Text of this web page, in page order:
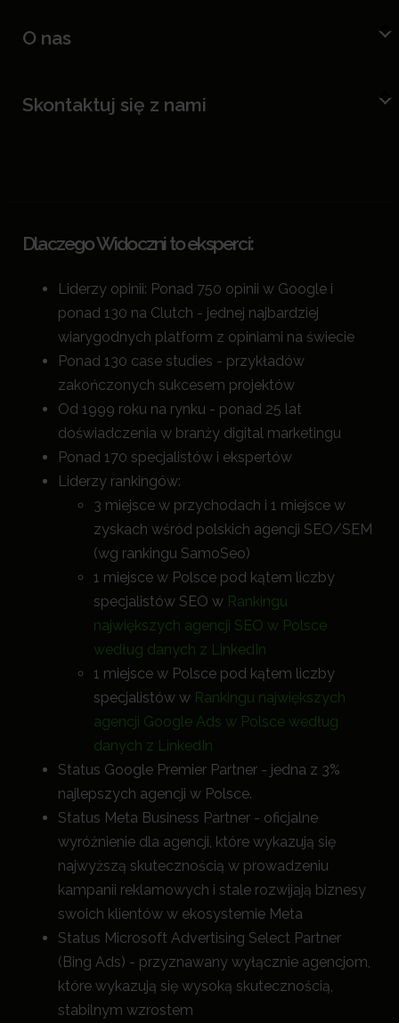
O nas
Skontaktuj się z nami
Dlaczego Widoczni to eksperci:
Liderzy opinii: Ponad 750 opinii w Google i
ponad 130 na Clutch - jednej najbardziej
wiarygodnych platform z opiniami na świecie
Ponad 130 case studies - przykładów
zakończonych sukcesem projektów
Od 1999 roku na rynku - ponad 25 lat
doświadczenia w branży digital marketingu
Ponad 170 specjalistów i ekspertów
Liderzy rankingów:
3 miejsce w przychodach i 1 miejsce w
zyskach wśród polskich agencji SEO/SEM
(wg rankingu SamoSeo)
1 miejsce w Polsce pod kątem liczby
specjalistów SEO w Rankingu
największych agencji SEO w Polsce
według danych z LinkedIn
1 miejsce w Polsce pod kątem liczby
specjalistów w Rankingu największych
agencji Google Ads w Polsce według
danych z LinkedIn
Status Google Premier Partner - jedna z 3%
najlepszych agencji w Polsce.
Status Meta Business Partner - oficjalne
wyróżnienie dla agencji, które wykazują się
najwyższą skutecznością w prowadzeniu
kampanii reklamowych i stale rozwijają biznesy
swoich klientów w ekosystemie Meta
Status Microsoft Advertising Select Partner
(Bing Ads) - przyznawany wyłącznie agencjom,
które wykazują się wysoką skutecznością,
stabilnym wzrostem